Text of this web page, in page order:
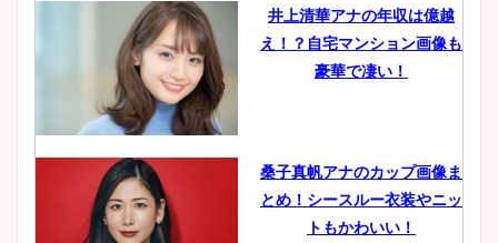
鈴木唯の太ってた時の体重が
ヤバすぎww原因や痩せたダ
豊島実季アナのカップ画像ま
とめ！美脚や水着姿に年齢も
井上清華アナの年収は億越
え！？自宅マンション画像も
豪華で凄い！
桑子真帆アナのカップ画像ま
とめ！シースルー衣装やニッ
トもかわいい！